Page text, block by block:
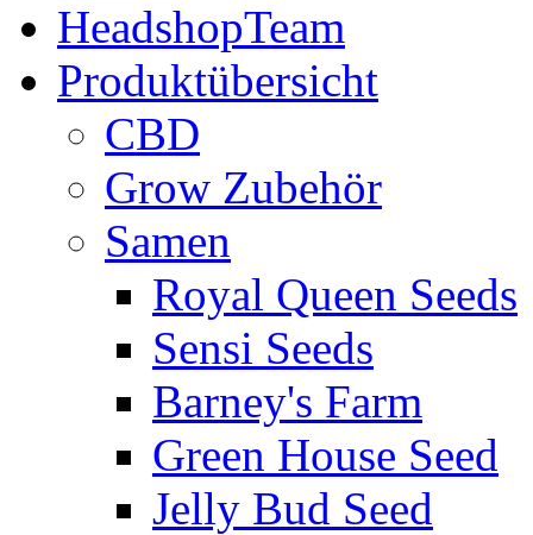
HeadshopTeam
Produktübersicht
CBD
Grow Zubehör
Samen
Royal Queen Seeds
Sensi Seeds
Barney's Farm
Green House Seed
Jelly Bud Seed